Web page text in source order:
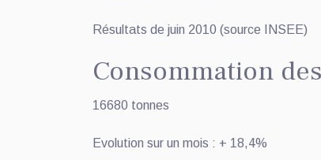
Résultats de juin 2010 (source INSEE)
Consommation
16680 tonnes
Evolution sur un mois : + 18,4%